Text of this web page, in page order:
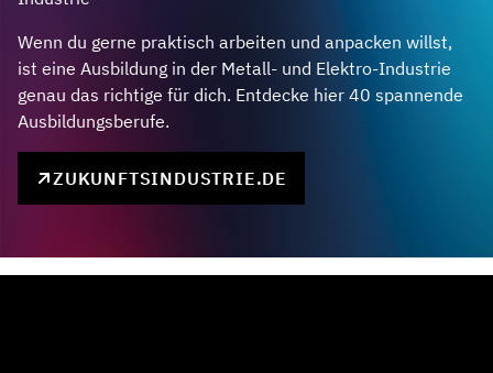
Wenn du gerne praktisch arbeiten und anpacken willst,
ist eine Ausbildung in der Metall- und Elektro-Industrie
genau das richtige für dich. Entdecke hier 40 spannende
Ausbildungsberufe.
ZUKUNFTSINDUSTRIE.DE